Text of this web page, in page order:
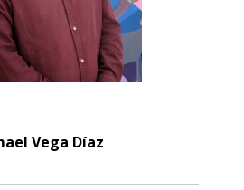
Vega Díaz